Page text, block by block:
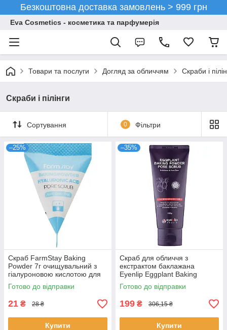
Безкоштовна доставка замовлень > 999 грн
Eva Cosmetics - косметика та парфумерія
Товари та послуги Догляд за обличчям Скраби і
Скраби і пілінги
Сортування 0 Фільтри
–25%
Скраб FarmStay Baking
Powder 7г очищувальний з
гіалуроновою кислотою для
звуження пор корейський
Фармстей
Готово до відправки
21 ₴ 28 ₴
Купити
–35%
Скраб для обличчя з
екстрактом баклажана
Eyenlip Eggplant Baking
Powder Pore Scrub 100 г
Готово до відправки
199 ₴ 306,15 ₴
Купити